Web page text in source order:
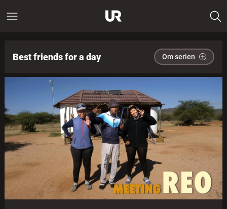
Best friends for a day Om serien